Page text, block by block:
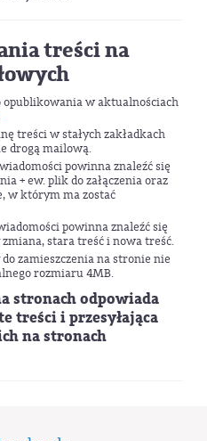
treści na
opublikowania w aktualnościach
treści w stałych zakładkach
drogą mailową.
powinna znaleźć się
+ ew. plik do załączenia oraz
w którym ma zostać
powinna znaleźć się
stara treść i nowa treść.
zamieszczenia na stronie nie
rozmiaru 4MB.
stronach odpowiada
treści i przesyłająca
na stronach